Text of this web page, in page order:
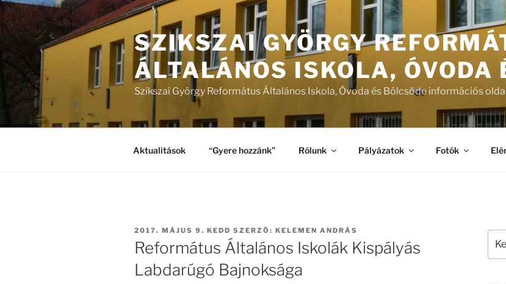
Tartalomhoz
SZIKSZAI GYÖRGY
ÁLTALÁNOS ISKOLA, ÓVODA
Szikszai György Református Általános Iskola, Óvoda és Bölcsőde információs
Aktualitások “Gyere hozzánk” Rólunk Pályázatok Fotók
BEKÜLDVE:
2017. MÁJUS 9. KEDD SZERZŐ: KELEMEN ANDRÁS
Református Általános Iskolák Kispályás
Labdarúgó Bajnoksága